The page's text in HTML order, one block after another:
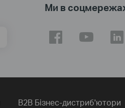
Ми в
B2B Бізнес-дистриб'ютори